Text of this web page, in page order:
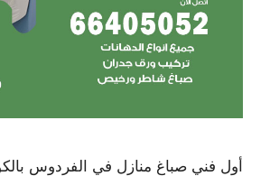
أول فني صباغ منازل في الفردوس